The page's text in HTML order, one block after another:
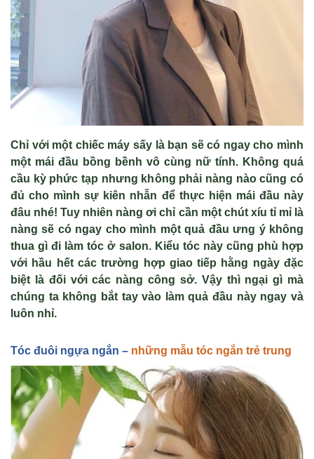
Chỉ với một chiếc máy sấy l à bạn sẽ có ngay cho mình
một mái đầu bồng bềnh vô cùng nữ tính. Không quá
cầu kỳ phức tạp nhưng không phải nàng nào cũng có
đủ cho mình sự kiên nhẫn để thực hiện mái đầu này
đâu nhé! Tuy nhiên nàng ơi chỉ cần một chút xíu tỉ mỉ là
nàng sẽ có ngay cho mình một quả đầu ưng ý không
thua gì đi làm tócở salon. Kiểu tóc này cũng phù hợp
với hầu hết các trường hợp giao tiếp hằng ngày đặc
biệt l à đối với các nàng công sở. Vậy thì ngại gì mà
chúng ta không bắt tay vào làm quả đầu này ngay và
luôn nhỉ.
Tóc đuôi ngựa ngắn – những mẫu tóc ngắn trẻ trung